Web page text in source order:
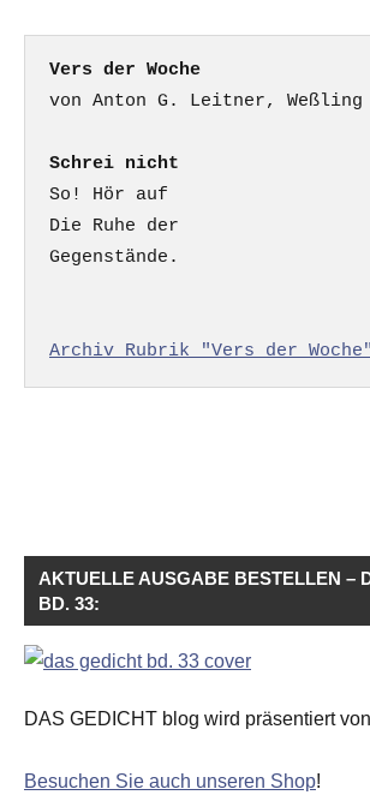
Vers der Woche
Schrei nicht
So! Hör auf
Die Ruhe der
Gegenstände.
Archiv Rubrik "Vers der Woche"
AKTUELLE AUSGABE BESTELLEN –
BD. 33:
DAS GEDICHT blog wird präsentiert von
Besuchen Sie auch unseren Shop!